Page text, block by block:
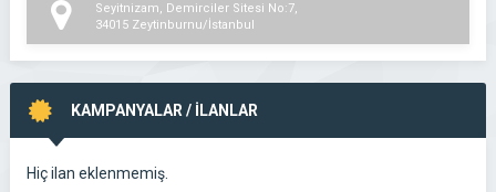
Seyitnizam, Demirciler Sitesi No:7,
34015 Zeytinburnu/İstanbul
KAMPANYALAR / İLANLAR
Hiç ilan eklenmemiş.